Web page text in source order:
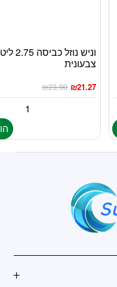
וניש
צבעונית
₪23.90 ₪21.27